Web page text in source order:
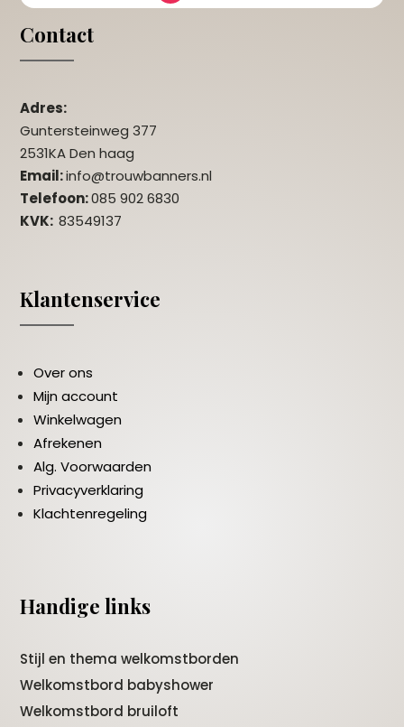
Contact
Adres:
Guntersteinweg 377
2531KA Den haag
Email:info@trouwbanners.nl
Telefoon:085 902 6830
KVK:83549137
Klantenservice
Over ons
Mijn account
Winkelwagen
Afrekenen
Alg. Voorwaarden
Privacyverklaring
Klachtenregeling
Handige links
Stijl en thema welkomstborden
Welkomstbord babyshower
Welkomstbord bruiloft